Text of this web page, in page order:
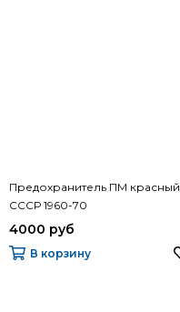
Предохранитель ПМ красный
СССР 1960-70
4000 руб
В корзину